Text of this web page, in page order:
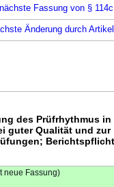
nächste Fassung von §
Änderung durch
des Prüfrhythmus in
guter Qualität und zur
Berichtspflicht
neue Fassung)